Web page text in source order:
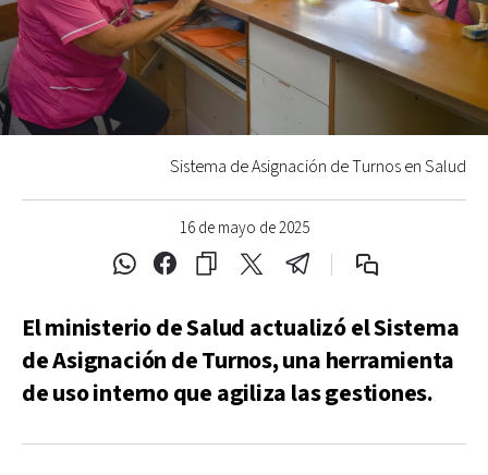
16 de mayo de 2025
Sistema de Asignación de Turnos en Salud
El ministerio de Salud actualizó el Sistema
de Asignación de Turnos, una herramienta
de uso interno que agiliza las gestiones.